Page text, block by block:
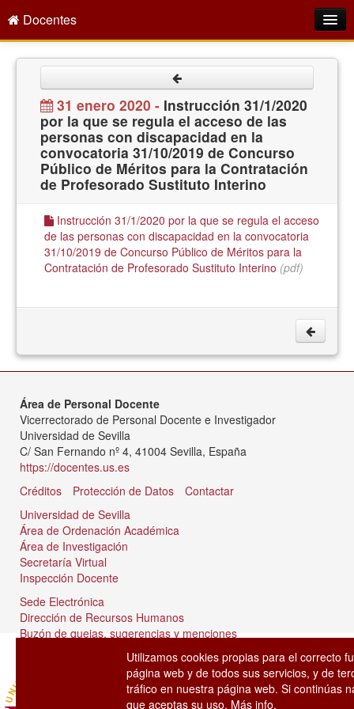
Docentes
Empleo Público
Gestión PDI
Formación y Evaluación
Seprus
Acción Social
Directorio
31 enero 2020 - Instrucción 31/1/2020
por la que se regula el acceso de las
personas con discapacidad en la
convocatoria 31/10/2019 de Concurso
Público de Méritos para la Contratación
de Profesorado Sustituto Interino
Instrucción 31/1/2020 por la que se regula el acceso
de las personas con discapacidad en la convocatoria
31/10/2019 de Concurso Público de Méritos para la
Contratación de Profesorado Sustituto Interino (pdf)
Área de Personal Docente
Vicerrectorado de Personal Docente e Investigador
Universidad de Sevilla
C/ San Fernando nº 4, 41004 Sevilla, España
https://docentes.us.es
Créditos
Protección de Datos
Contactar
Universidad de Sevilla
Área de Ordenación Académica
Área de Investigación
Secretaría Virtual
Inspección Docente
Sede Electrónica
Dirección de Recursos Humanos
Buzón de quejas, sugerencias y menciones
Utilizamos cookies propias para el correcto
página web y de todos sus servicios, y de
tráfico en nuestra página web. Si continúas
que aceptas su uso. Más info.